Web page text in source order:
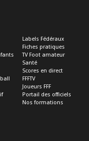
Labels Fédéraux
Fiches pratiques
TV Foot amateur
Santé
Scores en direct
FFFTV
Joueurs FFF
Portail des officiels
Nos formations